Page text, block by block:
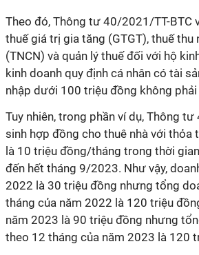
Theo đó, Thông tư 40/2021/TT-BTC
thuế giá trị gia tăng (GTGT), thuế thu
(TNCN) và quản lý thuế đối với hộ
kinh doanh quy định cá nhân có tài
nhập dưới 100 triệu đồng không phải
Tuy nhiên, trong phần ví dụ, Thông tư
sinh hợp đồng cho thuê nhà với thỏa
là 10 triệu đồng/tháng trong thời
đến hết tháng 9/2023. Như vậy,
2022 là 30 triệu đồng nhưng tổng
tháng của năm 2022 là 120 triệu
năm 2023 là 90 triệu đồng nhưng
theo 12 tháng của năm 2023 là 120